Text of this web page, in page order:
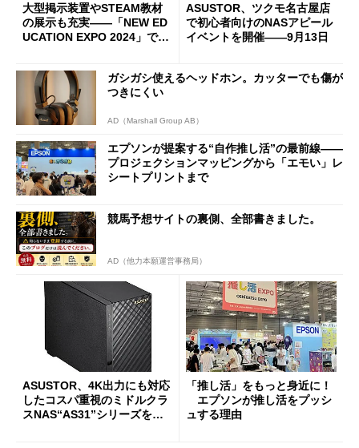
大型掲示装置やSTEAM教材
の展示も充実――「NEW ED
UCATION EXPO 2024」で見
ASUSTOR、ツクモ名古屋店
で初心者向けのNASアピール
イベントを開催――9月13日
ガシガシ使えるヘッドホン。カッターでも傷が
つきにくい
AD（Marshall Group AB）
エプソンが提案する“自作推し活”の最前線――
プロジェクションマッピングから「エモい」レ
シートプリントまで
競馬予想サイトの裏側、全部書きました。
AD（他力本願運営事務局）
ASUSTOR、4K出力にも対応
したコスパ重視のミドルクラ
スNAS“AS31”シリーズを発
「推し活」をもっと身近に！
エプソンが推し活をプッシ
ュする理由